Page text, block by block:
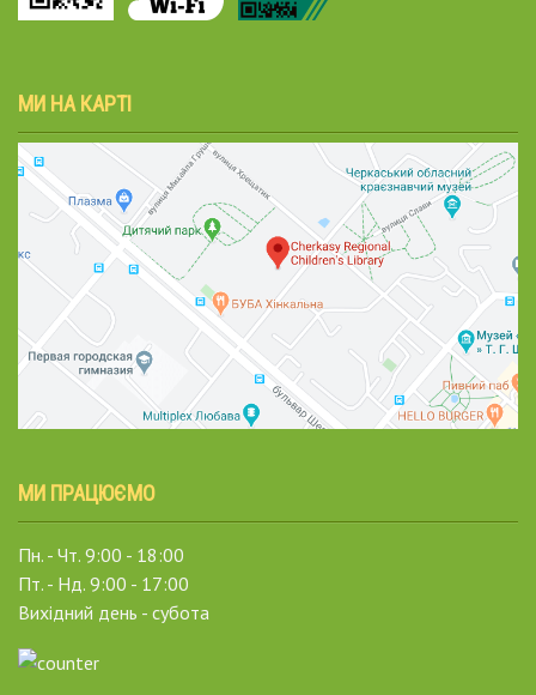
МИ НА КАРТІ
МИ ПРАЦЮЄМО
Пн. - Чт. 9:00 - 18:00
Пт. - Нд. 9:00 - 17:00
Вихідний день - субота